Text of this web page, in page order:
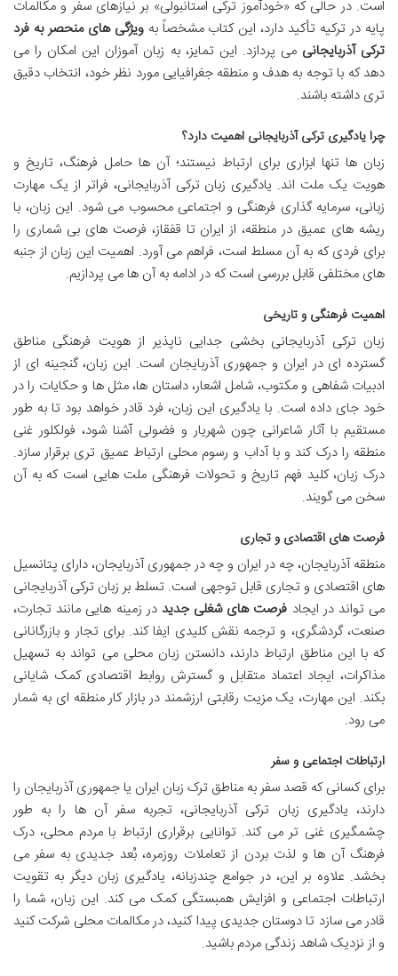
است. در حالی که «خودآموز ترکی استانبولی» بر نیازهای سفر و مکالمات
پایه در ترکیه تأکید دارد، این کتاب مشخصاً بهویژگی های منحصر به فرد
ترکی آذربایجانی می پردازد. این تمایز، به زبان آموزان این امکان را می
دهد که با توجه به هدف و منطقه جغرافیایی مورد نظر خود، انتخاب دقیق
تری داشته باشند.
چرا یادگیری ترکی آذربایجانی اهمیت دارد؟
زبان ها تنها ابزاری برای ارتباط نیستند؛ آن ها حامل فرهنگ، تاریخ و
هویت یک ملت اند. یادگیری زبان ترکی آذربایجانی، فراتر از یک مهارت
زبانی، سرمایه گذاری فرهنگی و اجتماعی محسوب می شود. این زبان، با
ریشه های عمیق در منطقه، از ایران تا قفقاز، فرصت های بی شماری را
برای فردی که به آن مسلط است، فراهم می آورد. اهمیت این زبان از جنبه
های مختلفی قابل بررسی است که در ادامه به آن ها می پردازیم.
اهمیت فرهنگی و تاریخی
زبان ترکی آذربایجانی بخشی جدایی ناپذیر از هویت فرهنگی مناطق
گسترده ای در ایران و جمهوری آذربایجان است. این زبان، گنجینه ای از
ادبیات شفاهی و مکتوب، شامل اشعار، داستان ها، مثل ها و حکایات را در
خود جای داده است. با یادگیری این زبان، فرد قادر خواهد بود تا به طور
مستقیم با آثار شاعرانی چون شهریار و فضولی آشنا شود، فولکلور غنی
منطقه را درک کند و با آداب و رسوم محلی ارتباط عمیق تری برقرار سازد.
درک زبان، کلید فهم تاریخ و تحولات فرهنگی ملت هایی است که به آن
سخن می گویند.
فرصت های اقتصادی و تجاری
منطقه آذربایجان، چه در ایران و چه در جمهوری آذربایجان، دارای پتانسیل
های اقتصادی و تجاری قابل توجهی است. تسلط بر زبان ترکی آذربایجانی
می تواند در ایجاد فرصت های شغلی جدید در زمینه هایی مانند تجارت،
صنعت، گردشگری، و ترجمه نقش کلیدی ایفا کند. برای تجار و بازرگانانی
که با این مناطق ارتباط دارند، دانستن زبان محلی می تواند به تسهیل
مذاکرات، ایجاد اعتماد متقابل و گسترش روابط اقتصادی کمک شایانی
بکند. این مهارت، یک مزیت رقابتی ارزشمند در بازار کار منطقه ای به شمار
می رود.
ارتباطات اجتماعی و سفر
برای کسانی که قصد سفر به مناطق ترک زبان ایران یا جمهوری آذربایجان را
دارند، یادگیری زبان ترکی آذربایجانی، تجربه سفر آن ها را به طور
چشمگیری غنی تر می کند. توانایی برقراری ارتباط با مردم محلی، درک
فرهنگ آن ها و لذت بردن از تعاملات روزمره، بُعد جدیدی به سفر می
بخشد. علاوه بر این، در جوامع چندزبانه، یادگیری زبان دیگر به تقویت
ارتباطات اجتماعی و افزایش همبستگی کمک می کند. این زبان، شما را
قادر می سازد تا دوستان جدیدی پیدا کنید، در مکالمات محلی شرکت کنید
و از نزدیک شاهد زندگی مردم باشید.